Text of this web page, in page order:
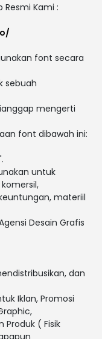
Resmi Kami :
font secara
sebuah
mengerti
font dibawah ini:
untuk
materiil
Desain Grafis
dan
Iklan, Promosi
Produk ( Fisik